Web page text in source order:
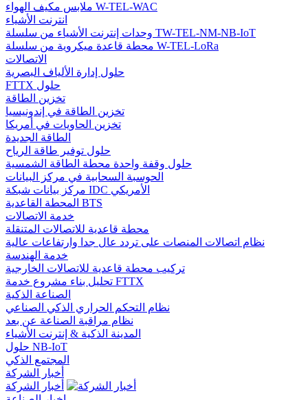
ملابس مكيف الهواء W-TEL-WAC
انترنت الأشياء
وحدات إنترنت الأشياء من سلسلة TW-TEL-NM-NB-IoT
محطة قاعدة ميكروية من سلسلة W-TEL-LoRa
الاتصالات
حلول إدارة الألياف البصرية
FTTX حلول
تخزين الطاقة
تخزين الطاقة في إندونيسيا
تخزين الحاويات في أمريكا
الطاقة الجديدة
حلول توفير طاقة الرياح
حلول وقفة واحدة محطة الطاقة الشمسية
الحوسبة السحابية في مركز البيانات
مركز بيانات شبكة IDC الأمريكي
المحطة القاعدية BTS
خدمة الاتصالات
محطة قاعدية للاتصالات المتنقلة
نظام اتصالات المنصات على تردد عال جدا وارتفاعات عالية
خدمة الهندسة
تركيب محطة قاعدية للاتصالات الخارجية
تحليل بناء مشروع خدمة FTTX
الصناعة الذكية
نظام التحكم الحراري الذكي الصناعي
نظام مراقبة الصناعة عن بعد
المدينة الذكية & إنترنت الأشياء
حلول NB-IoT
المجتمع الذكي
أخبار الشركة
أخبار الشركة